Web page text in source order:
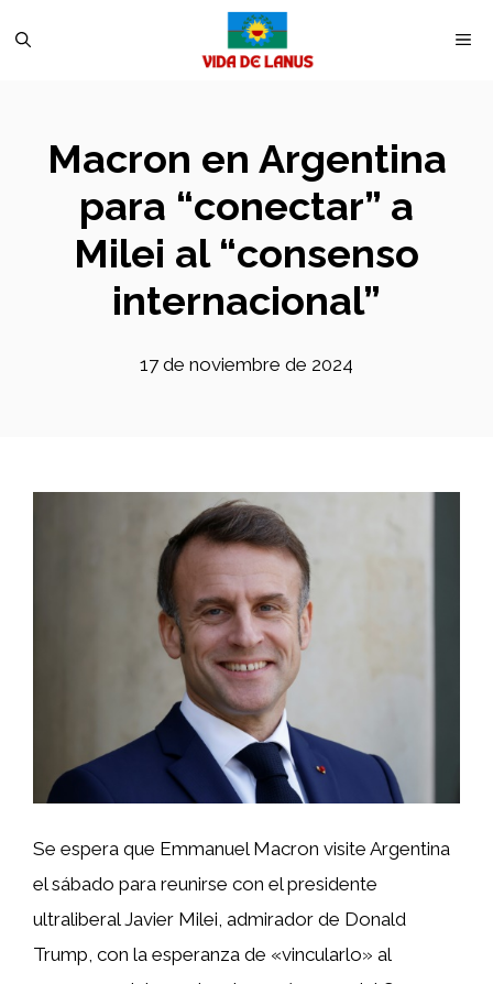
Macron en Argentina
para “conectar” a
Milei al “consenso
internacional”
17 de noviembre de 2024
Se espera que Emmanuel Macron visite Argentina
el sábado para reunirse con el presidente
ultraliberal Javier Milei, admirador de Donald
Trump, con la esperanza de «vincularlo» al